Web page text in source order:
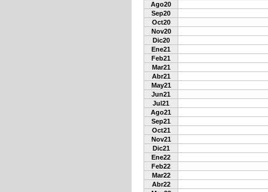
Ago20
Sep20
Oct20
Nov20
Dic20
Ene21
Feb21
Mar21
Abr21
May21
Jun21
Jul21
Ago21
Sep21
Oct21
Nov21
Dic21
Ene22
Feb22
Mar22
Abr22